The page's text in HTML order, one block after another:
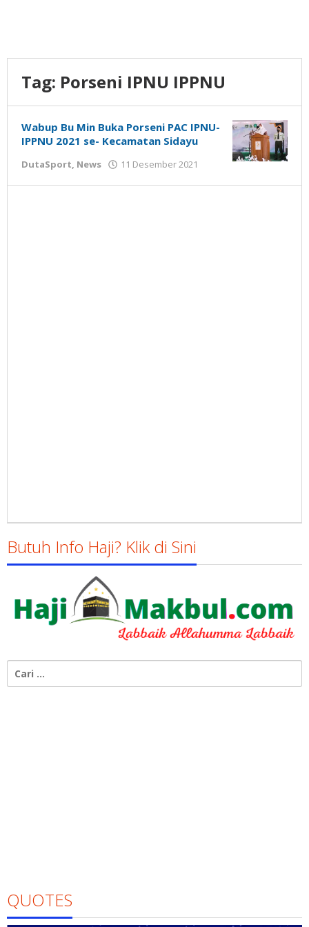
Tag: Porseni IPNU IPPNU
Wabup Bu Min Buka Porseni PAC IPNU-
IPPNU 2021 se- Kecamatan Sidayu
DutaSport, News 11 Desember 2021
Niswah
Butuh Info Haji? Klik di Sini
untuk:
QUOTES